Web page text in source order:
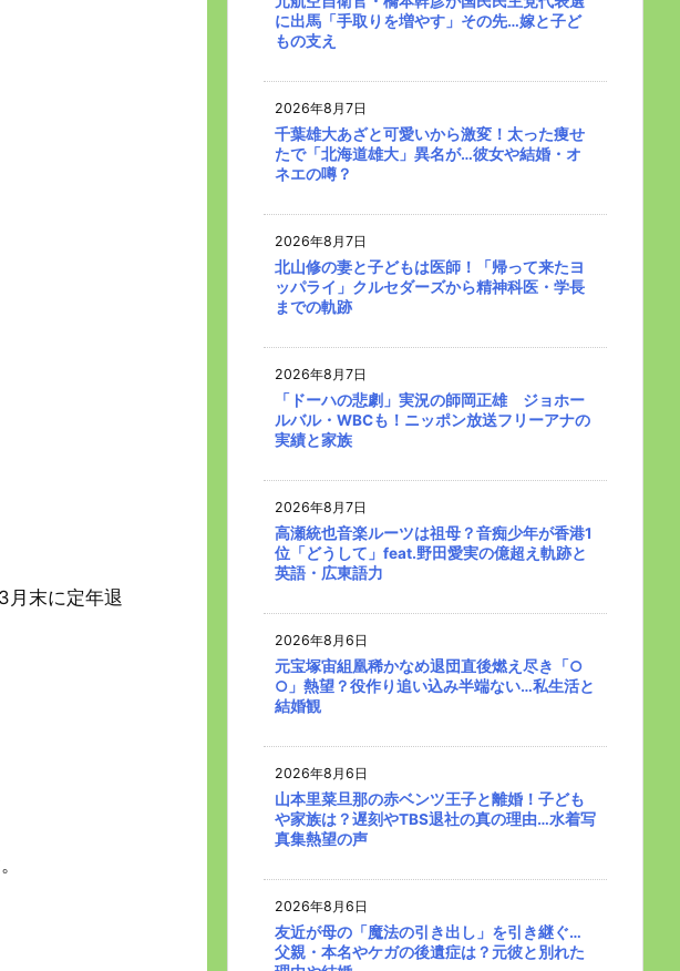
月末に定年退
に出馬「手取りを増やす」その先…嫁と子ど
もの支え
2026年8月7日
千葉雄大あざと可愛いから激変！太った痩せ
たで「北海道雄大」異名が…彼女や結婚・オ
ネエの噂？
2026年8月7日
北山修の妻と子どもは医師！「帰って来たヨ
ッパライ」クルセダーズから精神科医・学長
までの軌跡
2026年8月7日
「ドーハの悲劇」実況の師岡正雄 ジョホー
ルバル・WBCも！ニッポン放送フリーアナの
実績と家族
2026年8月7日
高瀬統也音楽ルーツは祖母？音痴少年が香港1
位「どうして」feat.野田愛実の億超え軌跡と
英語・広東語力
2026年8月6日
元宝塚宙組凰稀かなめ退団直後燃え尽き「○
○」熱望？役作り追い込み半端ない…私生活と
結婚観
2026年8月6日
山本里菜旦那の赤ベンツ王子と離婚！子ども
や家族は？遅刻やTBS退社の真の理由…水着写
真集熱望の声
2026年8月6日
友近が母の「魔法の引き出し」を引き継ぐ…
父親・本名やケガの後遺症は？元彼と別れた